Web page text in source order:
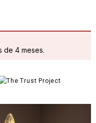
de 4 meses.